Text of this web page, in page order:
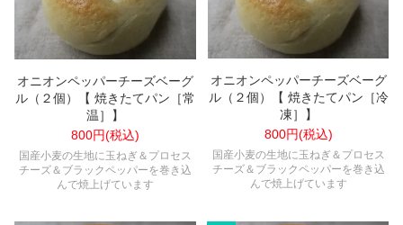
オニオンペッパーチーズベーグ
ル（２個）【 焼きたてパン［常
温］】
800円(税込)
国産小麦の生地に玉ねぎ＆プロセス
チーズ＆ブラックペッパーを巻き込
んで焼上げています
オニオンペッパーチーズベーグ
ル（２個）【 焼きたてパン［冷
凍］】
800円(税込)
国産小麦の生地に玉ねぎ＆プロセス
チーズ＆ブラックペッパーを巻き込
んで焼上げています